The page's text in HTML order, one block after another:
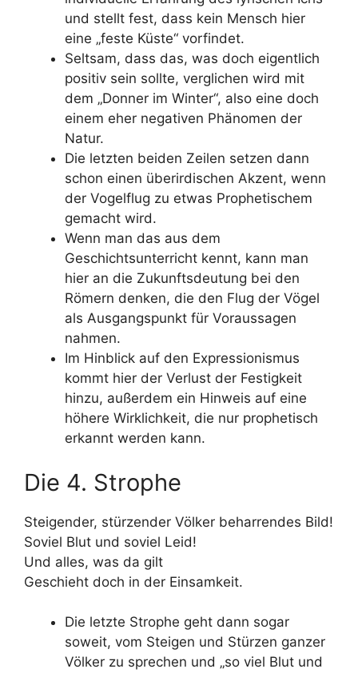
und stellt fest, dass kein Mensch hier
eine „feste Küste“ vorfindet.
Seltsam, dass das, was doch eigentlich
positiv sein sollte, verglichen wird mit
dem „Donner im Winter“, also eine doch
einem eher negativen Phänomen der
Natur.
Die letzten beiden Zeilen setzen dann
schon einen überirdischen Akzent, wenn
der Vogelflug zu etwas Prophetischem
gemacht wird.
Wenn man das aus dem
Geschichtsunterricht kennt, kann man
hier an die Zukunftsdeutung bei den
Römern denken, die den Flug der Vögel
als Ausgangspunkt für Voraussagen
nahmen.
Im Hinblick auf den Expressionismus
kommt hier der Verlust der Festigkeit
hinzu, außerdem ein Hinweis auf eine
höhere Wirklichkeit, die nur prophetisch
erkannt werden kann.
Die 4. Strophe
Steigender, stürzender Völker beharrendes Bild!
Soviel Blut und soviel Leid!
Und alles, was da gilt
Geschieht doch in der Einsamkeit.
Die letzte Strophe geht dann sogar
soweit, vom Steigen und Stürzen ganzer
Völker zu sprechen und „so viel Blut und